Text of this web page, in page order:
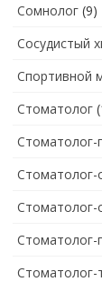
Сомнолог (9)
Сосудистый
Спортивной
Стоматолог
Стоматолог-
Стоматолог-
Стоматолог-
Стоматолог-
Стоматолог-